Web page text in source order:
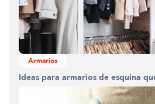
Armarios
Ideas para armarios de esquina